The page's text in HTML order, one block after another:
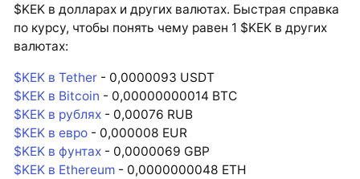
$KEK в долларах и других валютах. Быстрая справка
по курсу, чтобы понять чему равен 1 $KEK в других
валютах:
$KEK в Tether - 0,0000093 USDT
$KEK в Bitcoin - 0,00000000014 BTC
$KEK в рублях - 0,00076 RUB
$KEK в евро - 0,000008 EUR
$KEK в фунтах - 0,0000069 GBP
$KEK в Ethereum - 0,0000000048 ETH